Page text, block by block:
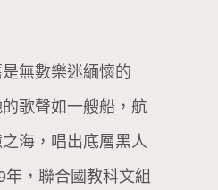
無數樂迷緬懷的
的歌聲如一艘船，航
海，唱出底層黑人
，聯合國教科文組